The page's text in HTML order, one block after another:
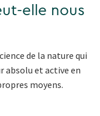
elle nous
de la nature qui
absolu et active en
moyens.